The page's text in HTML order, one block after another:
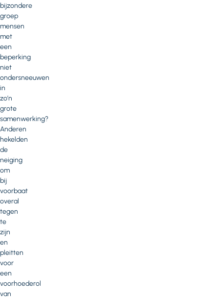
bijzondere
groep
mensen
met
een
beperking
niet
ondersneeuwen
in
zo’n
grote
samenwerking?
Anderen
hekelden
de
neiging
om
bij
voorbaat
overal
tegen
te
zijn
en
pleitten
voor
een
voorhoederol
van